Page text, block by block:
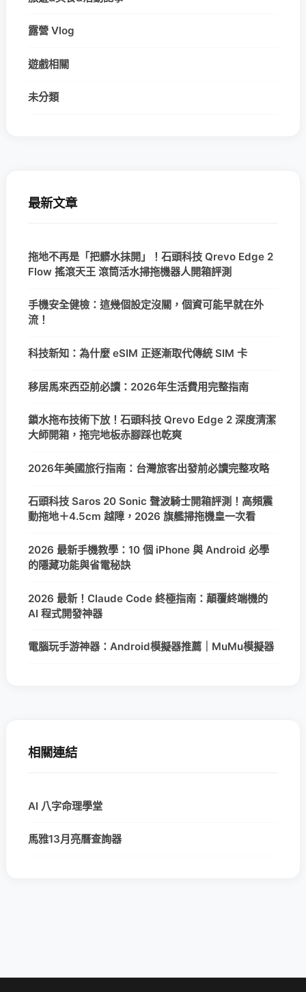
露營 Vlog
遊戲相關
未分類
最新文章
拖地不再是「把髒水抹開」！石頭科技 Qrevo Edge 2
Flow 搖滾天王 滾筒活水掃拖機器人開箱評測
手機安全健檢：這幾個設定沒關，個資可能早就在外
流！
科技新知：為什麼 eSIM 正逐漸取代傳統 SIM 卡
移居馬來西亞前必讀：2026年生活費用完整指南
鎖水拖布技術下放！石頭科技 Qrevo Edge 2 深度清潔
大師開箱，拖完地板赤腳踩也乾爽
2026年美國旅行指南：台灣旅客出發前必讀完整攻略
石頭科技 Saros 20 Sonic 聲波騎士開箱評測！高頻震
動拖地＋4.5cm 越障，2026 旗艦掃拖機皇一次看
2026 最新手機教學：10 個 iPhone 與 Android 必學
的隱藏功能與省電秘訣
2026 最新！Claude Code 終極指南：顛覆終端機的
AI 程式開發神器
電腦玩手游神器：Android模擬器推薦｜MuMu模擬器
相關連結
AI 八字命理學堂
馬雅13月亮曆查詢器